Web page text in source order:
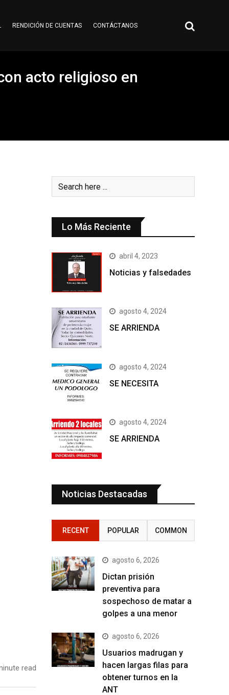
RENDICIÓN DE CUENTAS CONTÁCTANOS
acto religioso en
read
Lo Más Reciente
abril 4, 2023
Noticias y falsedades
agosto 4, 2024
SE ARRIENDA
agosto 4, 2024
SE NECESITA
agosto 4, 2024
SE ARRIENDA
Noticias Destacadas
RECENT POPULAR COMMON
agosto 6, 2026
Dictan prisión
preventiva para
sospechoso de matar a
golpes a una menor
agosto 6, 2026
Usuarios madrugan y
hacen largas filas para
obtener turnos en la
ANT